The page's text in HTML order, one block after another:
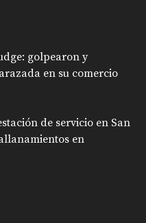
golpearon y
en su comercio
de servicio en San
en